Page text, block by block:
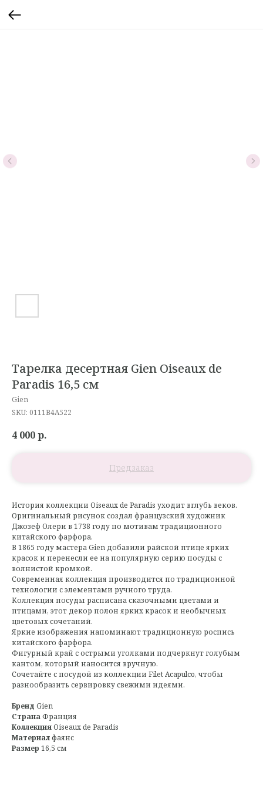
Тарелка десертная Gien Oiseaux de
Paradis 16,5 см
Gien
SKU: 0111B4A522
4 000р.
История коллекции Oiseaux de Paradis уходит вглубь веков.
Оригинальный рисунок создал французский художник
Джозеф Олери в 1738 году по мотивам традиционного
китайского фарфора.
В 1865 году мастера Gien добавили райской птице ярких
красок и перенесли ее на популярную серию посуды с
волнистой кромкой.
Современная коллекция производится по традиционной
технологии с элементами ручного труда.
Коллекция посуды расписана сказочными цветами и
птицами, этот декор полон ярких красок и необычных
цветовых сочетаний.
Яркие изображения напоминают традиционную роспись
китайского фарфора.
Фигурный край с острыми уголками подчеркнут голубым
кантом, который наносится вручную.
Сочетайте с посудой из коллекции Filet Acapulco, чтобы
разнообразить сервировку свежими идеями.
Бренд Gien
СтранаФранция
КоллекцияOiseaux de Paradis
Материалфаянс
Размер 16,5 см